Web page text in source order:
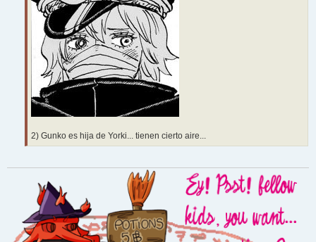
2) Gunko es hija de Yorki... tienen cierto aire...